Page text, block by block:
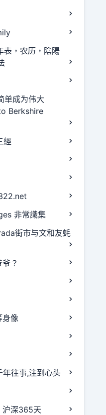
表，农历，陰陽
单成为伟大
Berkshire
經
非常識集
街市与文和友蚝
？
身像
往事,注到心头
沪深365天